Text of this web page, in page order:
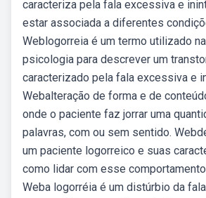
caracteriza pela fala excessiva e
estar associada a diferentes
Weblogorreia é um termo utilizado
psicologia para descrever um
caracterizado pela fala excessiva e
Webalteração de forma e de
onde o paciente faz jorrar uma
palavras, com ou sem sentido.
um paciente logorreico e suas
como lidar com esse
Weba logorréia é um distúrbio da